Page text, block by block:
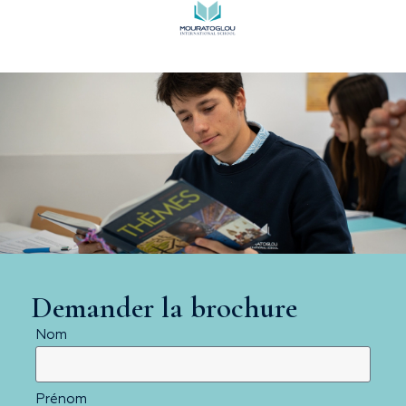
Demander la brochure
Nom
Prénom